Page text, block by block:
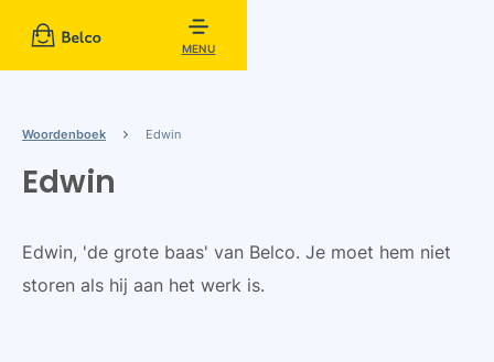
MENU
Woordenboek Edwin
Edwin
Edwin, 'de grote baas' van Belco. Je moet hem niet
storen als hij aan het werk is.